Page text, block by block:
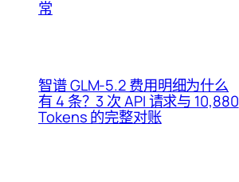
常
智谱 GLM-5.2 费用明细为什么
有 4 条？3 次 API 请求与 10,880
Tokens 的完整对账